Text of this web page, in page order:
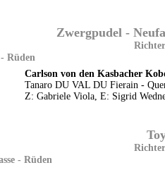
Zwergpudel -
Rüden
Carlson von den Kasbacher
Tanaro DU VAL DU Fierain -
Z: Gabriele Viola, E: Sigrid
- Rüden